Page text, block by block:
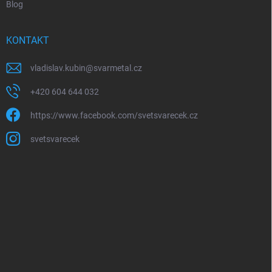
Blog
KONTAKT
vladislav.kubin@svarmetal.cz
+420 604 644 032
https://www.facebook.com/svetsvarecek.cz
svetsvarecek